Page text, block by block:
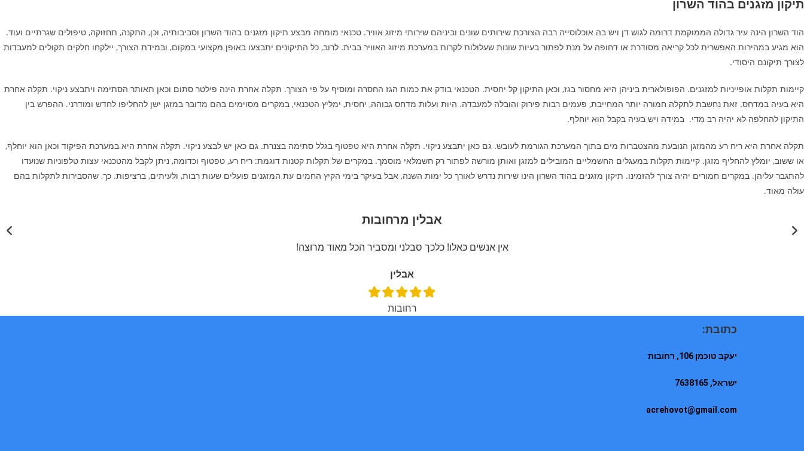
תיקון מזגנים בהוד השרון
הוד השרון הינה עיר גדולה הממוקמת דרומה לגוש דן ויש בה אוכלוסייה רבה הצורכת שירותים שונים וביניהם שירותי מיזוג אוויר. טכנאי מומחה מבצע תיקון מזגנים בהוד השרון וסביבותיה, וכן, התקנה, תחזוקה, טיפולים שגרתיים ועוד.
הוא מגיע במהירות האפשרית לכל קריאה מסודרת או דחופה על מנת לפתור בעיות שונות שעלולות לקרות במערכת מיזוג האוויר בבית. לרוב, כל התיקונים יתבצעו באופן מקצועי במקום, ובמידת הצורך, יילקחו חלקים תקולים למעבדות
לצורך תיקונם היסודי.
קיימות תקלות אופייניות למזגנים. הפופולארית ביניהן היא מחסור בגז, וכאן התיקון קל יחסית. הטכנאי בודק את כמות הגז החסרה ומוסיף על פי הצורך. תקלה אחרת הינה פילטר סתום וכאן תאותר הסתימה ויתבצע ניקוי. תקלה אחרת
היא בעיה במדחס. זאת נחשבת לתקלה חמורה יותר המחייבת, פעמים רבות פירוק והובלה למעבדה. היות ועלות מדחס גבוהה, יחסית, ימליץ הטכנאי, במקרים מסוימים בהם מדובר במזגן ישן להחליפו לחדש ומודרני. ההפרש בין
התיקון להחלפה לא יהיה רב מדי. במידה ויש בעיה בקבל הוא יוחלף.
תקלה אחרת היא ריח רע מהמזגן הנובעת מהצטברות מים בתוך המערכת הגורמת לעובש. גם כאן יתבצע ניקוי. תקלה אחרת היא טפטוף בגלל סתימה בצנרת. גם כאן יש לבצע ניקוי. תקלה אחרת היא במערכת הפיקוד וכאן הוא יוחלף,
או ששוב, יומלץ להחליף מזגן. קיימות תקלות במעגלים החשמליים המובילים למזגן ואותן מורשה לפתור רק חשמלאי מוסמך. במקרים של תקלות קטנות דוגמת: ריח רע, טפטוף וכדומה, ניתן לקבל מהטכנאי עצות טלפוניות שנועדו
להתגבר עליהן. במקרים חמורים יהיה צורך להזמינו. תיקון מזגנים בהוד השרון הינו שירות נדרש לאורך כל ימות השנה, אבל בעיקר בימי הקיץ החמים עת המזגנים פועלים שעות רבות, ולעיתים, ברציפות. כך, שהסבירות לתקלות בהם
עולה מאוד.
אבלין מרחובות
אין אנשים כאלו! כלכך סבלני ומסביר הכל מאוד מרוצה!
אבלין
רחובות
כתובת:
יעקב טוכמן 106, רחובות
ישראל, 7638165
acrehovot@gmail.com